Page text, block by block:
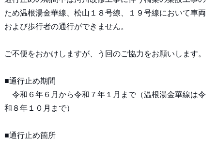
ため温根湯金華線、松山１８号線、１９号線において車両
および歩行者の通行ができません。
ご不便をおかけしますが、う回のご協力をお願いします。
■通行止め期間
令和６年６月から令和７年１月まで（温根湯金華線は令
和８年１０月まで）
■通行止め箇所